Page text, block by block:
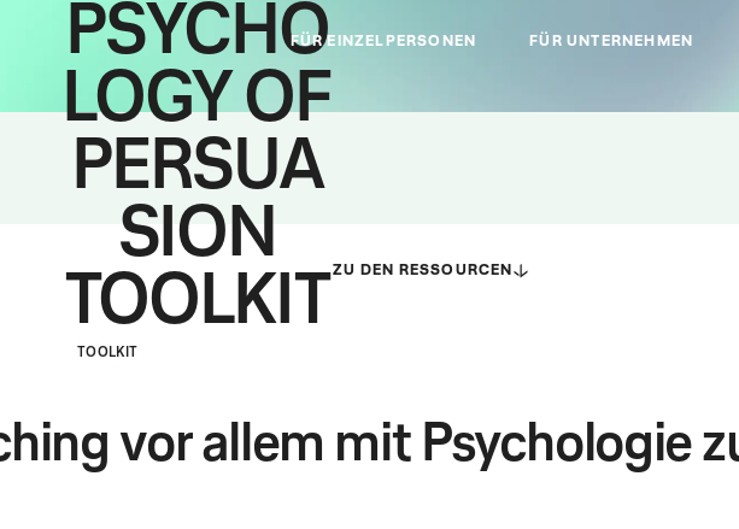
FÜR EINZELPERSONEN FÜR UNTERNEHMEN
PSYCHO
LOGY OF
PERSUA
SION
TOOLKIT
TOOLKIT
ZU DEN RESSOURCEN
vor allem mit Psychologie